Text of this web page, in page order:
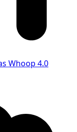
Whoop 4.0